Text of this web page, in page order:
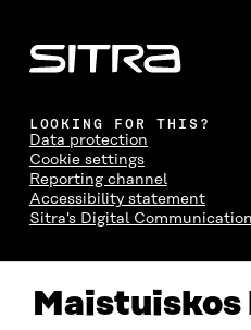
Maistuiskos
LOOKING FOR THIS?
Data protection
Cookie settings
Reporting channel
Accessibility statement
Sitra's Digital
The Finnish Innovation Fund
Itämerenkatu 11-13, PO Box